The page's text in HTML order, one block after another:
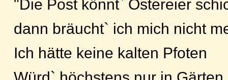
"Die Post könnt` Ostereier
dann bräucht` ich mich nicht
Ich hätte keine kalten Pfoten